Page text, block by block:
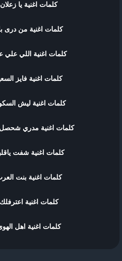
كلمات اغنية يا
كلمات اغنية من درى
كلمات اغنية اللي علي
كلمات اغنية فايز
كلمات اغنية ليش
كلمات اغنية مدري شحصل
كلمات اغنية شفت
كلمات اغنية بنت
كلمات اغنية
كلمات اغنية اهل